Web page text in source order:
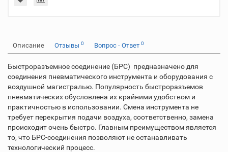
Описание Отзывы 0 Вопрос - Ответ 0
Быстроразъемное соединение (БРС) предназначено для
соединения пневматического инструмента и оборудования с
воздушной магистралью. Популярность быстроразъемов
пневматических обусловлена их крайними удобством и
практичностью в использовании. Смена инструмента не
требует перекрытия подачи воздуха, соответственно, замена
происходит очень быстро. Главным преимуществом является
то, что БРС-соединения позволяют не останавливать
технологический процесс.